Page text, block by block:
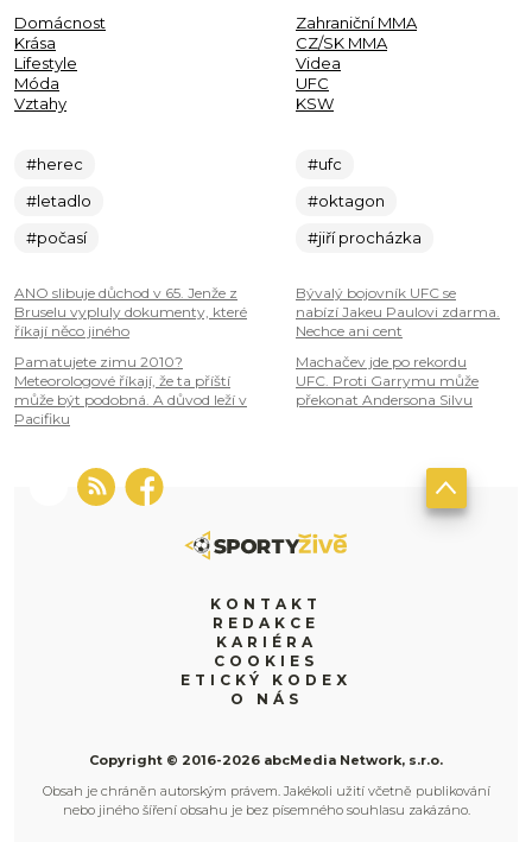
Domácnost
Krása
Lifestyle
Móda
Vztahy
#herec
#letadlo
#počasí
ANO slibuje důchod v 65. Jenže z
Bruselu vypluly dokumenty, které
říkají něco jiného
Pamatujete zimu 2010?
Meteorologové říkají, že ta příští
může být podobná. A důvod leží v
Pacifiku
Zahraniční MMA
CZ/SK MMA
Videa
UFC
KSW
#ufc
#oktagon
#jiří procházka
Bývalý bojovník UFC se
nabízí Jakeu Paulovi zdarma.
Nechce ani cent
Machačev jde po rekordu
UFC. Proti Garrymu může
překonat Andersona Silvu
KONTAKT
REDAKCE
KARIÉRA
COOKIES
ETICKÝ KODEX
O NÁS
Copyright © 2016-2026 abcMedia Network, s.r.o.
Obsah je chráněn autorským právem. Jakékoli užití včetně publikování
nebo jiného šíření obsahu je bez písemného souhlasu zakázáno.